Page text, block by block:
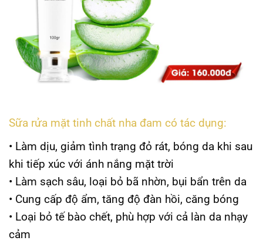
Sữa rửa mặt tinh chất nha đam có tác dụng:
• Làm dịu, giảm tình trạng đỏ rát, bóng da khi sau
khi tiếp xúc với ánh nắng mặt trời
• Làm sạch sâu, loại bỏ bã nhờn, bụi bẩn trên da
• Cung cấp độ ẩm, tăng độ đàn hồi, căng bóng
• Loại bỏ tế bào chết, phù hợp với cả làn da nhạy
cảm